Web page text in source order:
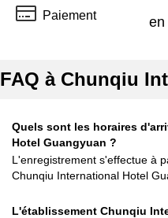
Paiement en
FAQ à Chunqiu
Quels sont les horaires
Hotel Guangyuan ?
L'enregistrement s'effectue à
Chunqiu International Hotel
L'établissement Chunqiu